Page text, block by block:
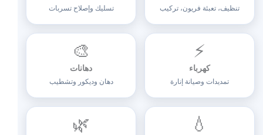
تنظيف، تعبئة فريون، تركيب تسليك وإصلاح تسربات
⚡
كهرباء
تمديدات وصيانة إنارة
🎨
دهانات
دهان وديكور وتشطيب
💧
🌿